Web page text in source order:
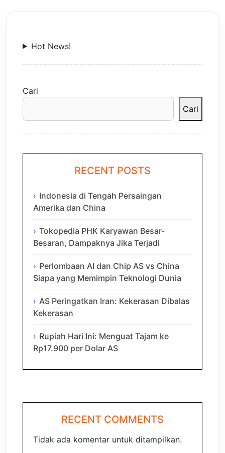
Hot News!
Cari
Cari
RECENT POSTS
Indonesia di Tengah Persaingan
Amerika dan China
Tokopedia PHK Karyawan Besar-
Besaran, Dampaknya Jika Terjadi
Perlombaan AI dan Chip AS vs China
Siapa yang Memimpin Teknologi Dunia
AS Peringatkan Iran: Kekerasan Dibalas
Kekerasan
Rupiah Hari Ini: Menguat Tajam ke
Rp17.900 per Dolar AS
RECENT COMMENTS
Tidak ada komentar untuk ditampilkan.